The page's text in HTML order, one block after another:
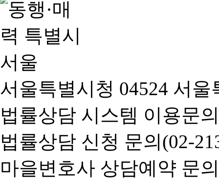
서울특별시청 04524 서
법률상담 시스템 이용문
법률상담 신청 문의(02-
마을변호사 상담예약 문